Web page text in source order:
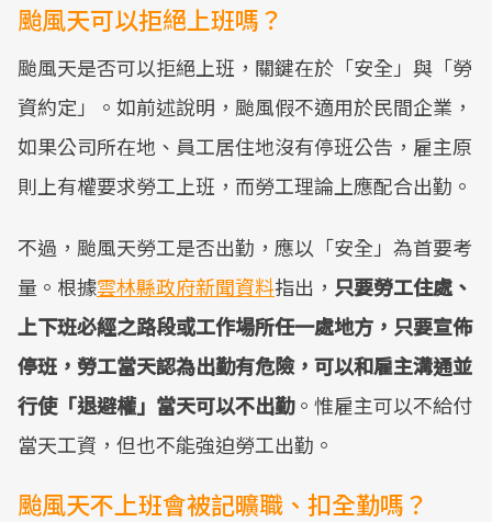
颱風天可以拒絕上班嗎？
颱風天是否可以拒絕上班，關鍵在於「安全」與「勞
資約定」。如前述說明，颱風假不適用於民間企業，
如果公司所在地、員工居住地沒有停班公告，雇主原
則上有權要求勞工上班，而勞工理論上應配合出勤。
不過，颱風天勞工是否出勤，應以「安全」為首要考
量。根據雲林縣政府新聞資料指出， 只要勞工住處、
上下班必經之路段或工作場所任一處地方，只要宣佈
停班，勞工當天認為出勤有危險，可以和雇主溝通並
行使「退避權」當天可以不出勤。惟雇主可以不給付
當天工資，但也不能強迫勞工出勤。
颱風天不上班會被記曠職、扣全勤嗎？